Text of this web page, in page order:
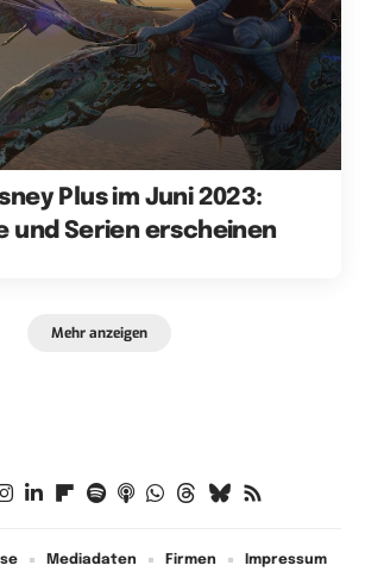
Plus im Juni 2023:
und Serien erscheinen
Mehr anzeigen
Mediadaten Firmen Impressum